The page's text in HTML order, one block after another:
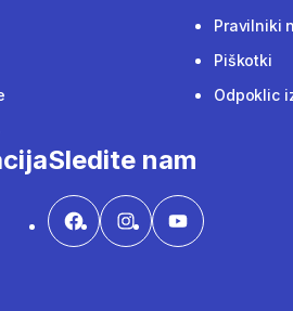
Pravilniki
Piškotki
Odpoklic
Sledite nam